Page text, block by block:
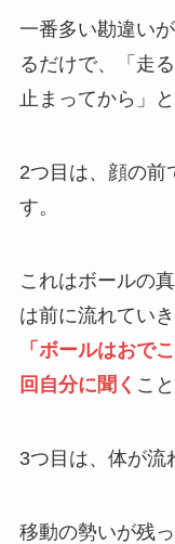
一番多い勘違い
るだけで、「走
止まってから」
2つ目は、顔の前
す。
これはボールの
は前に流れてい
「ボールはおで
回自分に聞く こ
3つ目は、体が流
移動の勢いが残